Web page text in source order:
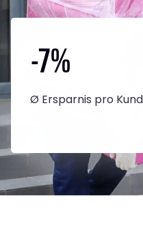
-7%
Ø Ersparnis pro